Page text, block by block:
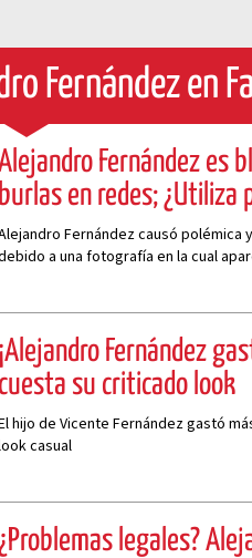
Fernández en
Fernández es
burlas en redes; ¿Utiliza
Fernández causó polémica
a una fotografía en la cual
¡Alejandro Fernández
cuesta su criticado look
hijo de Vicente Fernández gastó
casual
legales?